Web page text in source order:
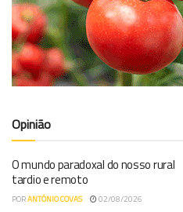
Opinião
O mundo paradoxal do nosso rural
tardio e remoto
PORANTÓNIO COVAS 02/08/2026